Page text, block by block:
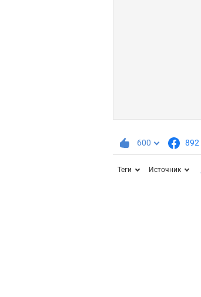
600 892
Теги Источник